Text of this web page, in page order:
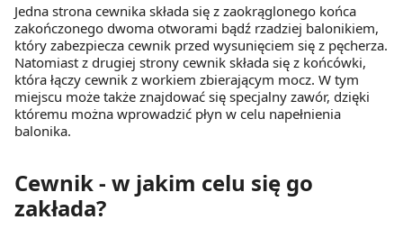
Jedna strona cewnika składa się z zaokrąglonego końca
zakończonego dwoma otworami bądź rzadziej balonikiem,
który zabezpiecza cewnik przed wysunięciem się z pęcherza.
Natomiast z drugiej strony cewnik składa się z końcówki,
która łączy cewnik z workiem zbierającym mocz. W tym
miejscu może także znajdować się specjalny zawór, dzięki
któremu można wprowadzić płyn w celu napełnienia
balonika.
Cewnik - w jakim celu się go
zakłada?